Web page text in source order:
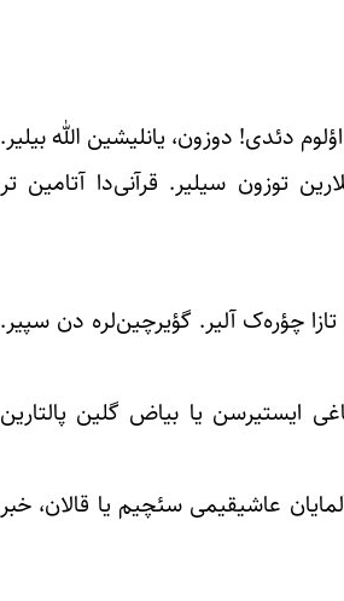
دئدی! دوزون، یانلیشین الله بیلیر.
توزون سیلیر. قرآنی‌دا آتامین تر
چؤره‌ک آلیر. گؤیرچین‌لره‌ دن سپیر.
ایستیرسن یا بیاض گلین پالتارین
عاشیقیمی سئچیم یا قالان، خبر